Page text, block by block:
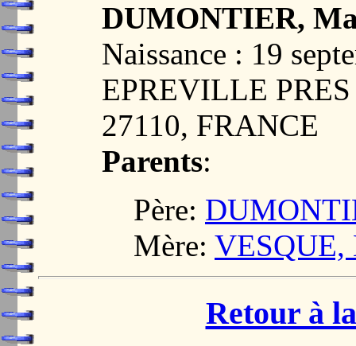
DUMONTIER,
Naissance : 19
EPREVILLE
27110, FRANCE
Parents:
Père:
Mère: VESQUE,
Retour à